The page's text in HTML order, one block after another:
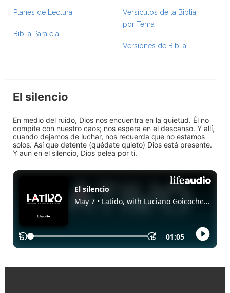
Planes de Lectura
Biblia Paralela
Versículos de la Biblia
por Tema
Versiones de Biblia
El silencio
En medio del ruido, Dios nos encuentra en la quietud. Él no
compite con nuestro caos; nos espera en el descanso. Y allí,
cuando dejamos de luchar, nos recuerda que no estamos
solos. Así que detente (quédate quieto) Dios está presente.
Y aun en el silencio, Dios pelea por ti.